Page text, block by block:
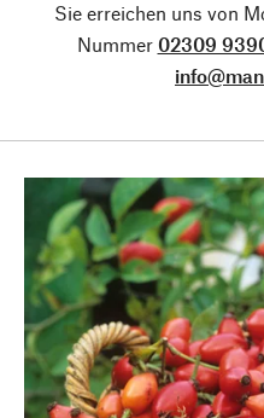
Sie erreichen uns von
Nummer 02309